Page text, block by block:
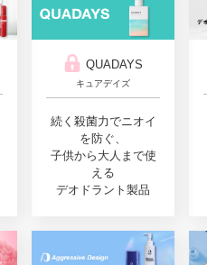
QUADAYS
キュアデイズ
続く殺菌力でニオイ
を防ぐ、
子供から大人まで使
える
デオドラント製品